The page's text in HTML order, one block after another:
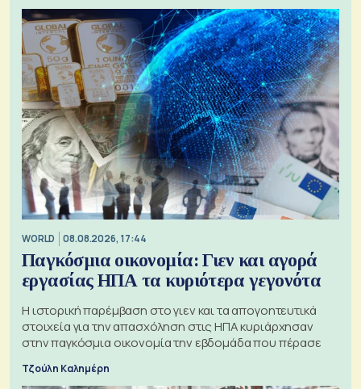
WORLD 08.08.2026, 17:44
Παγκόσμια οικονομία: Γιεν και αγορά
εργασίας ΗΠΑ τα κυριότερα γεγονότα
Η ιστορική παρέμβαση στο γιεν και τα απογοητευτικά
στοιχεία για την απασχόληση στις ΗΠΑ κυριάρχησαν
στην παγκόσμια οικονομία την εβδομάδα που πέρασε
Τζούλη Καλημέρη